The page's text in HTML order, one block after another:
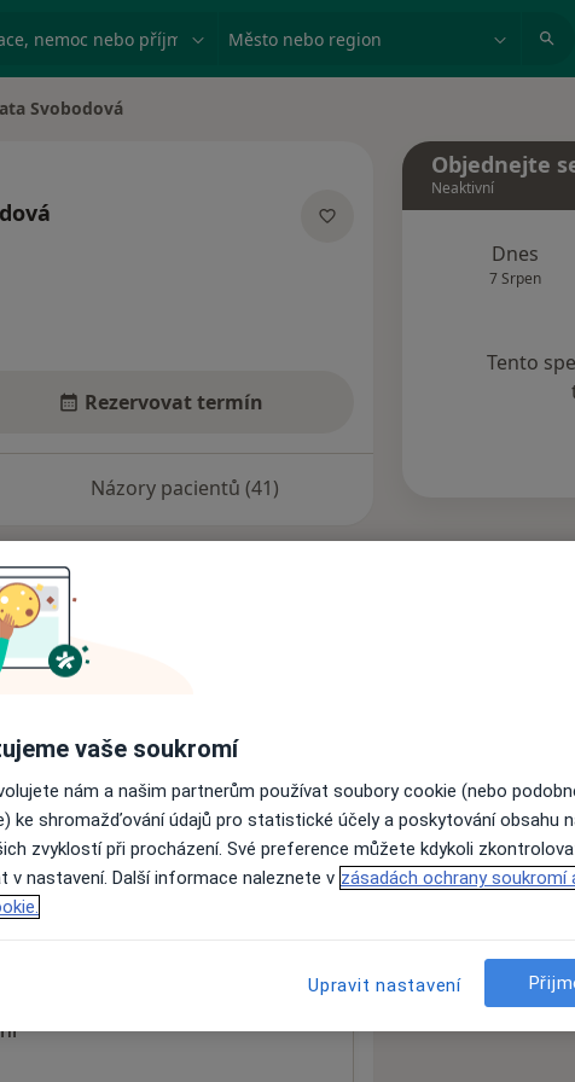
nemoc nebo příjmení Město nebo region
Svobodová
Rezervovat termín
Názory pacientů (41)
nejsou k dispozici
informace o svých službách.
Objednejte
Neaktivní
Dnes
7 Srpen
Tento
vaše soukromí
nám a našim partnerům používat soubory cookie (nebo
ke shromažďování údajů pro statistické účely a poskytování obsahu
zvyklostí při procházení. Své preference můžete kdykoli
v nastavení. Další informace naleznete v zásadách ochrany soukromí
Upravit nastavení